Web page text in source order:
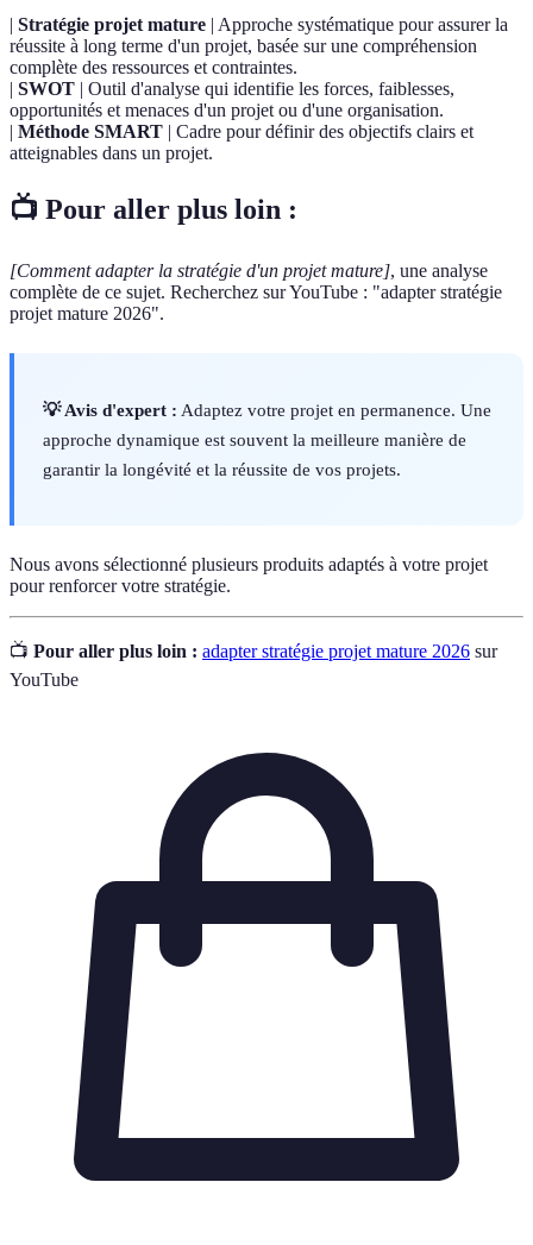
| Stratégie projet mature | Approche systématique pour assurer la
réussite à long terme d'un projet, basée sur une compréhension
complète des ressources et contraintes.
| SWOT | Outil d'analyse qui identifie les forces, faiblesses,
opportunités et menaces d'un projet ou d'une organisation.
| Méthode SMART | Cadre pour définir des objectifs clairs et
atteignables dans un projet.
📺 Pour aller plus loin :
[Comment adapter la stratégie d'un projet mature], une analyse
complète de ce sujet. Recherchez sur YouTube : "adapter stratégie
projet mature 2026".
💡 Avis d'expert : Adaptez votre projet en permanence. Une
approche dynamique est souvent la meilleure manière de
garantir la longévité et la réussite de vos projets.
Nous avons sélectionné plusieurs produits adaptés à votre projet
pour renforcer votre stratégie.
📺 Pour aller plus loin : adapter stratégie projet mature 2026 sur
YouTube